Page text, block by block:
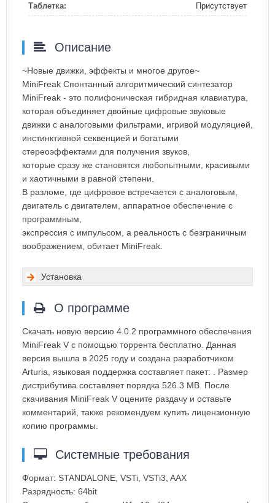
Таблетка: Присутствует
Описание
~Новые движки, эффекты и многое другое~
MiniFreak Спонтанный алгоритмический синтезатор
MiniFreak - это полифоническая гибридная клавиатура,
которая объединяет двойные цифровые звуковые
движки с аналоговыми фильтрами, игривой модуляцией,
инстинктивной секвенцией и богатыми
стереоэффектами для получения звуков,
которые сразу же становятся любопытными, красивыми
и хаотичными в равной степени.
В разломе, где цифровое встречается с аналоговым,
двигатель с двигателем, аппаратное обеспечение с
программным,
экспрессия с импульсом, а реальность с безграничным
воображением, обитает MiniFreak.
Установка
О программе
Скачать новую версию 4.0.2 программного обеспечения
MiniFreak V с помощью торрента бесплатно. Данная
версия вышла в 2025 году и создана разработчиком
Arturia, языковая поддержка составляет пакет: . Размер
дистрибутива составляет порядка 526.3 MB. После
скачивания MiniFreak V оцените раздачу и оставьте
комментарий, также рекомендуем купить лицензионную
копию программы.
Системные требования
Формат: STANDALONE, VSTi, VSTi3, AAX
Разрядность: 64bit